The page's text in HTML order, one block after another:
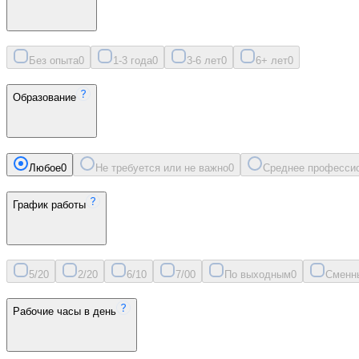
Без опыта0 1-3 года0 3-6 лет0 6+ лет0
Образование
Любое0 Не требуется или не важно0 Среднее
График работы
5/20 2/20 6/10 7/00 По выходным0
Рабочие часы в день